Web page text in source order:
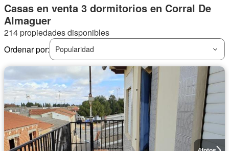
Casas en venta 3 dormitorios en Corral De
Almaguer
214 propiedades disponibles
Ordenar por:
Popularidad